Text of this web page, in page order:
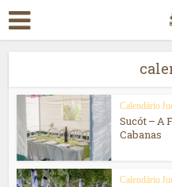
Calendário
Sucót – A
Cabanas
Calendário